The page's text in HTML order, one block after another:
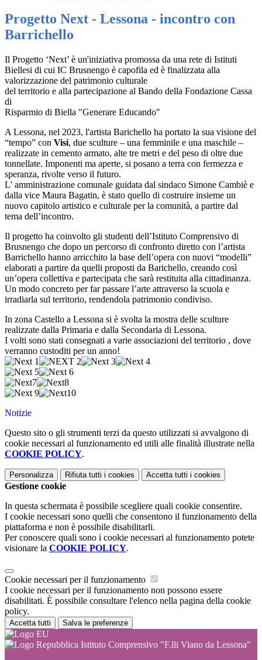
Progetto Next - Lessona - incontro con
Barrichello
Il Progetto ‘Next’ è un'iniziativa promossa da una rete di Istituti
Biellesi di cui IC Brusnengo è capofila ed è finalizzata alla
valorizzazione del patrimonio culturale
del territorio e alla partecipazione al Bando della Fondazione Cassa
di
Risparmio di Biella "Generare Educando"
A Lessona, nel 2023, l'artista Barichello ha portato la sua visione del
“tempo” con Visi, due sculture – una femminile e una maschile –
realizzate in cemento armato, alte tre metri e del peso di oltre due
tonnellate. Imponenti ma aperte, si posano a terra con fermezza e
speranza, rivolte verso il futuro.
L' amministrazione comunale guidata dal sindaco Simone Cambiè e
dalla vice Maura Bagatin, è stato quello di costruire insieme un
nuovo capitolo artistico e culturale per la comunità, a partire dal
tema dell’incontro.
Il progetto ha coinvolto gli studenti dell’Istituto Comprensivo di
Brusnengo che dopo un percorso di confronto diretto con l’artista
Barrichello hanno arricchito la base dell’opera con nuovi “modelli”
elaborati a partire da quelli proposti da Barichello, creando così
un’opera collettiva e partecipata che sarà restituita alla cittadinanza.
Un modo concreto per far passare l’arte attraverso la scuola e
irradiarla sul territorio, rendendola patrimonio condiviso.
In zona Castello a Lessona si è svolta la mostra delle sculture
realizzate dalla Primaria e dalla Secondaria di Lessona.
I volti sono stati consegnati a varie associazioni del territorio , dove
verranno custoditi per un anno!
Notizie
Questo sito o gli strumenti terzi da questo utilizzati si avvalgono di
cookie necessari al funzionamento ed utili alle finalità illustrate nella
COOKIE POLICY.
Personalizza Rifiuta tutti i cookies Accetta tutti i cookies
Gestione cookie
In questa schermata è possibile scegliere quali cookie consentire.
I cookie necessari sono quelli che consentono il funzionamento della
piattaforma e non è possibile disabilitarli.
Per conoscere quali sono i cookie necessari al funzionamento potete
visionare la COOKIE POLICY.
Cookie necessari per il funzionamento
I cookie necessari per il funzionamento non possono essere
disabilitati. È possibile consultare l'elenco nella pagina della cookie
policy.
Accetta tutti Salva le preferenze
Istituto Comprensivo "F.lli Viano da Lessona"